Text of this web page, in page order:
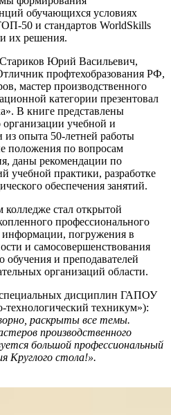
обучающихся условиях
50 и стандартов WorldSkills
их решения.
Юрий Васильевич,
профтехобразования РФ,
мастер производственного
категории презентовал
В книге представлены
учебной и
из опыта 50-летней работы
положения по вопросам
даны рекомендации по
учебной практики, разработке
обеспечения занятий.
стал открытой
профессионального
погружения в
и самосовершенствования
обучения и преподавателей
организаций области.
дисциплин ГАПОУ
техникум»):
раскрыты все темы.
производственного
большой профессиональный
Круглого стола!».